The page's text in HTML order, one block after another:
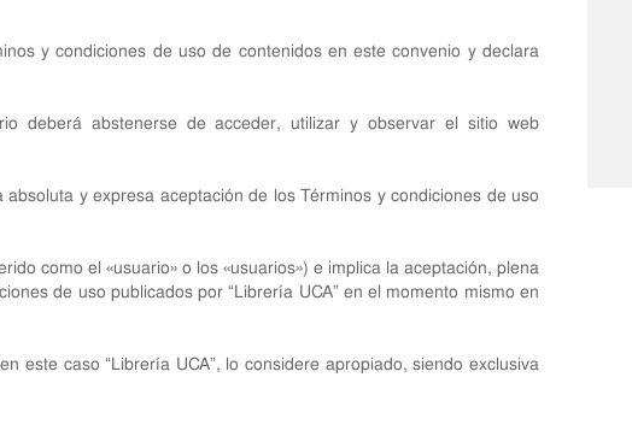
y condiciones de uso de contenidos en este convenio y declara
deberá abstenerse de acceder, utilizar y observar el sitio web
y expresa aceptación de los Términos y condiciones de uso
como el «usuario» o los «usuarios») e implica la aceptación, plena
de uso publicados por “Librería UCA” en el momento mismo en
este caso “Librería UCA”, lo considere apropiado, siendo exclusiva